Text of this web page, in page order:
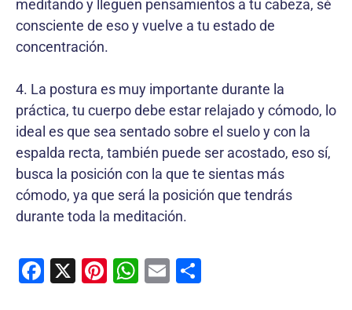
meditando y lleguen pensamientos a tu cabeza, sé
consciente de eso y vuelve a tu estado de
concentración.
4. La postura es muy importante durante la
práctica, tu cuerpo debe estar relajado y cómodo, lo
ideal es que sea sentado sobre el suelo y con la
espalda recta, también puede ser acostado, eso sí,
busca la posición con la que te sientas más
cómodo, ya que será la posición que tendrás
durante toda la meditación.
F
X
Pi W E